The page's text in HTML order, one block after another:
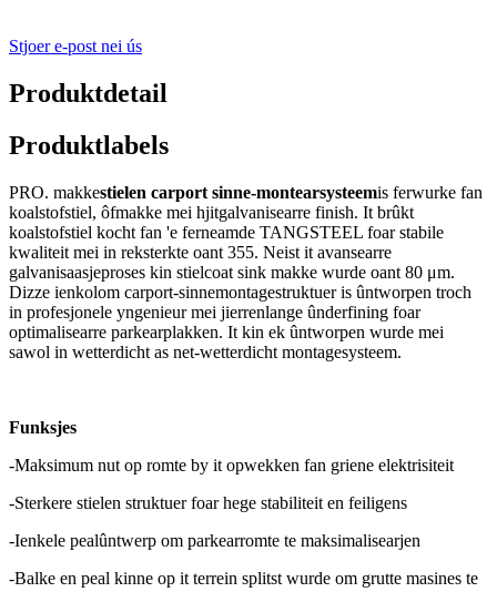
Stjoer e-post nei ús
Produktdetail
Produktlabels
PRO. makkestielen carport sinne-montearsysteemis ferwurke fan
koalstofstiel, ôfmakke mei hjitgalvanisearre finish. It brûkt
koalstofstiel kocht fan 'e ferneamde TANGSTEEL foar stabile
kwaliteit mei in reksterkte oant 355. Neist it avansearre
galvanisaasjeproses kin stielcoat sink makke wurde oant 80 μm.
Dizze ienkolom carport-sinnemontagestruktuer is ûntworpen troch
in profesjonele yngenieur mei jierrenlange ûnderfining foar
optimalisearre parkearplakken. It kin ek ûntworpen wurde mei
sawol in wetterdicht as net-wetterdicht montagesysteem.
Funksjes
-Maksimum nut op romte by it opwekken fan griene elektrisiteit
-Sterkere stielen struktuer foar hege stabiliteit en feiligens
-Ienkele pealûntwerp om parkearromte te maksimalisearjen
-Balke en peal kinne op it terrein splitst wurde om grutte masines te